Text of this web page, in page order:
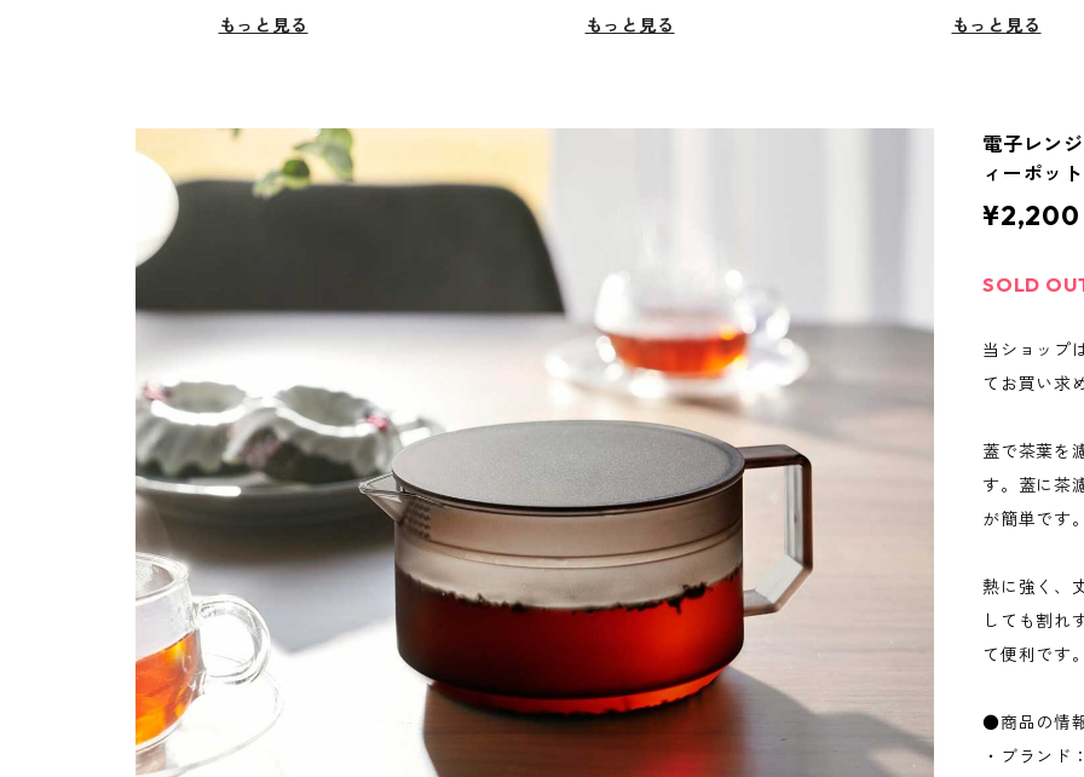
もっと見る
もっと見る
もっと見る
電子レン
ィーポッ
¥2,200
SOLD
当ショップ
てお買い求
蓋で茶葉を
す。蓋に茶
が簡単です。
熱に強く、
しても割れ
て便利です。
●商品の情
・ブランド